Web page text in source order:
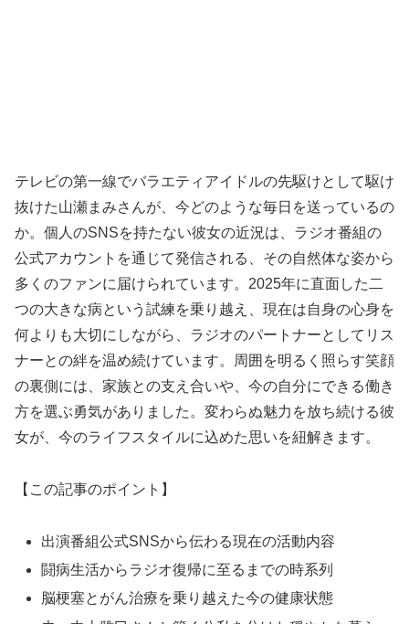
テレビの第一線でバラエティアイドルの先駆けとして駆け
抜けた山瀬まみさんが、今どのような毎日を送っているの
か。個人のSNSを持たない彼女の近況は、ラジオ番組の
公式アカウントを通じて発信される、その自然体な姿から
多くのファンに届けられています。2025年に直面した二
つの大きな病という試練を乗り越え、現在は自身の心身を
何よりも大切にしながら、ラジオのパートナーとしてリス
ナーとの絆を温め続けています。周囲を明るく照らす笑顔
の裏側には、家族との支え合いや、今の自分にできる働き
方を選ぶ勇気がありました。変わらぬ魅力を放ち続ける彼
女が、今のライフスタイルに込めた思いを紐解きます。
【この記事のポイント】
出演番組公式SNSから伝わる現在の活動内容
闘病生活からラジオ復帰に至るまでの時系列
脳梗塞とがん治療を乗り越えた今の健康状態